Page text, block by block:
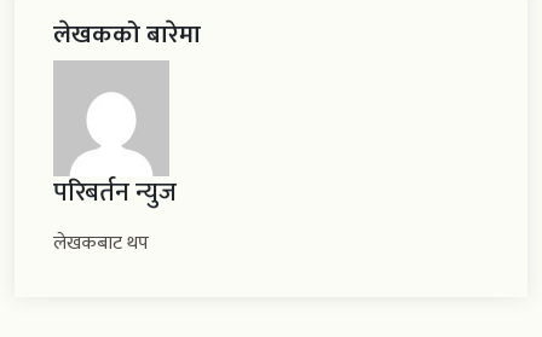
लेखकको बारेमा
परिबर्तन न्युज
लेखकबाट थप